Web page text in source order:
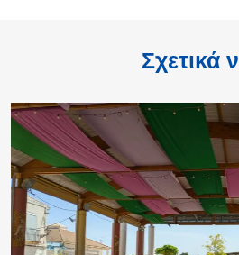
Σχετικά